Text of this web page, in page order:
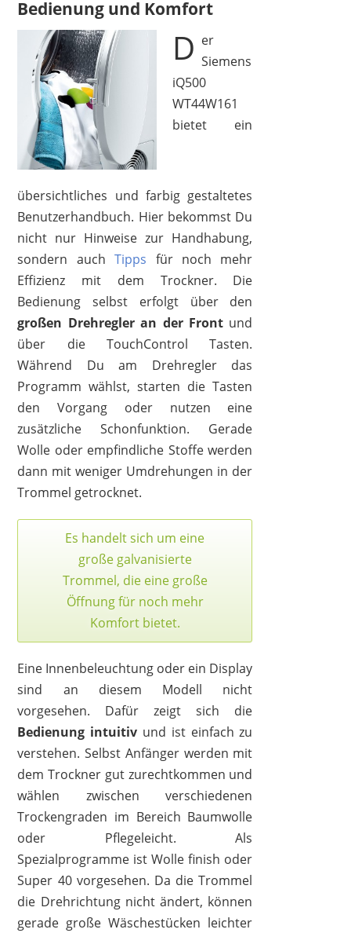
Bedienung und Komfort
D er
Siemens
iQ500
WT44W161
bietet ein
übersichtliches und farbig gestaltetes
Benutzerhandbuch. Hier bekommst Du
nicht nur Hinweise zur Handhabung,
sondern auchTipps für noch mehr
Effizienz mit dem Trockner. Die
Bedienung selbst erfolgt über den
großen Drehregler an der Front und
über die TouchControl Tasten.
Während Du am Drehregler das
Programm wählst, starten die Tasten
den Vorgang oder nutzen eine
zusätzliche Schonfunktion. Gerade
Wolle oder empfindliche Stoffe werden
dann mit weniger Umdrehungen in der
Trommel getrocknet.
Es handelt sich um eine
große galvanisierte
Trommel, die eine große
Öffnung für noch mehr
Komfort bietet.
Eine Innenbeleuchtung oder ein Display
sind an diesem Modell nicht
vorgesehen. Dafür zeigt sich die
Bedienung intuitiv und ist einfach zu
verstehen. Selbst Anfänger werden mit
dem Trockner gut zurechtkommen und
wählen zwischen verschiedenen
Trockengraden im Bereich Baumwolle
oder Pflegeleicht. Als
Spezialprogramme ist Wolle finish oder
Super 40 vorgesehen. Da die Trommel
die Drehrichtung nicht ändert, können
gerade große Wäschestücken leichter